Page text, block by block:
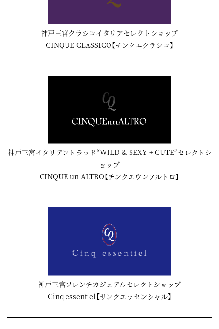
神戸三宮クラシコイタリアセレクトショップ
CINQUE CLASSICO【チンクエクラシコ】
神戸三宮イタリアントラッド“WILD & SEXY + CUTE”セレクトシ
ョップ
CINQUE un ALTRO【チンクエウンアルトロ】
神戸三宮フレンチカジュアルセレクトショップ
Cinq essentiel【サンクエッセンシャル】